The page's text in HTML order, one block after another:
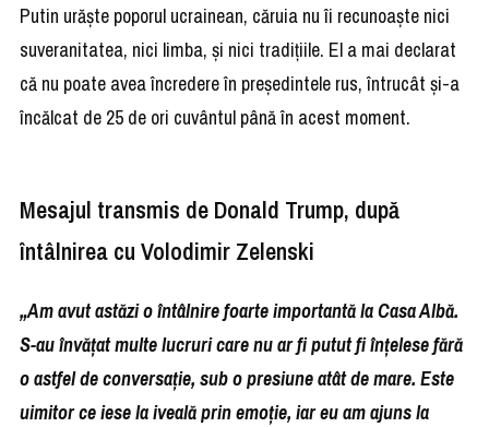
Putin urăște poporul ucrainean, căruia nu îi recunoaște nici
suveranitatea, nici limba, și nici tradițiile. El a mai declarat
că nu poate avea încredere în președintele rus, întrucât și-a
încălcat de 25 de ori cuvântul până în acest moment.
Mesajul transmis de Donald Trump, după
întâlnirea cu Volodimir Zelenski
„Am avut astăzi o întâlnire foarte importantă la Casa Albă.
S-au învățat multe lucruri care nu ar fi putut fi înțelese fără
o astfel de conversație, sub o presiune atât de mare. Este
uimitor ce iese la iveală prin emoție, iar eu am ajuns la